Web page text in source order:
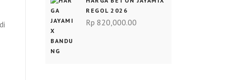
REGOL 2026
Rp 820,000.00